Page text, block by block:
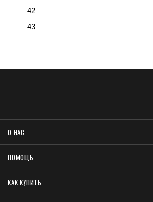
42
43
О НАС
ПОМОЩЬ
КАК КУПИТЬ